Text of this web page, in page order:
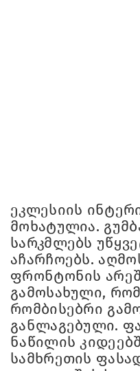
ეკლესიის
მოხატულია.
სარკმლებს
აჩარჩოებს.
ფრონტონის
გამოსახული,
რომბისებრი
განლაგებული.
ნაწილის
სამხრეთის